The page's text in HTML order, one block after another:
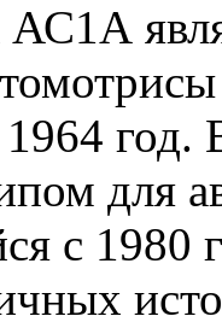
АС1А
1964
для
с 1980